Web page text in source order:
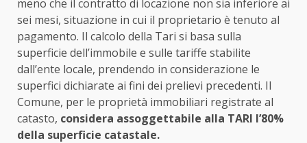
meno che il contratto di locazione non sia inferiore ai
sei mesi, situazione in cui il proprietario è tenuto al
pagamento. Il calcolo della Tari si basa sulla
superficie dell’immobile e sulle tariffe stabilite
dall’ente locale, prendendo in considerazione le
superfici dichiarate ai fini dei prelievi precedenti. Il
Comune, per le proprietà immobiliari registrate al
catasto, considera assoggettabile alla TARI l’80%
della superficie catastale.